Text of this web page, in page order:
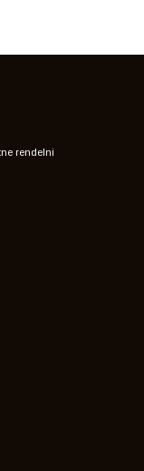
rendelni